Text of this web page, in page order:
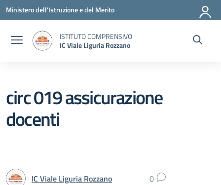
Vai ai contenuti
Vai al menu di navigazione
Vai al footer
Ministero dell'Istruzione e del Merito
ISTITUTO COMPRENSIVO
IC Viale Liguria Rozzano
circ 019 assicurazione
docenti
IC Viale Liguria Rozzano 0